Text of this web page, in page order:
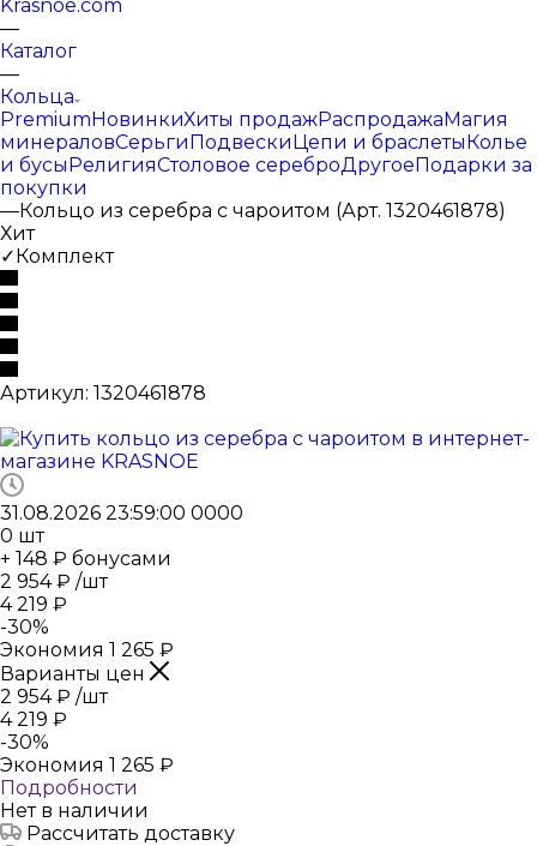
Krasnoe.com
—
Каталог
—
Кольца
PremiumНовинкиХиты продажРаспродажаМагия
минераловСерьгиПодвескиЦепи и браслетыКолье
и бусыРелигияСтоловое сереброДругоеПодарки за
покупки
—Кольцо из серебра с чароитом (Арт. 1320461878)
Хит
✓Комплект
Артикул: 1320461878
31.08.2026 23:59:00 0000
0 шт
+ 148 ₽ бонусами
2 954₽ /шт
4 219 ₽
-30%
Экономия 1 265 ₽
Варианты цен
2 954₽ /шт
4 219 ₽
-30%
Экономия 1 265 ₽
Подробности
Нет в наличии
Рассчитать доставку